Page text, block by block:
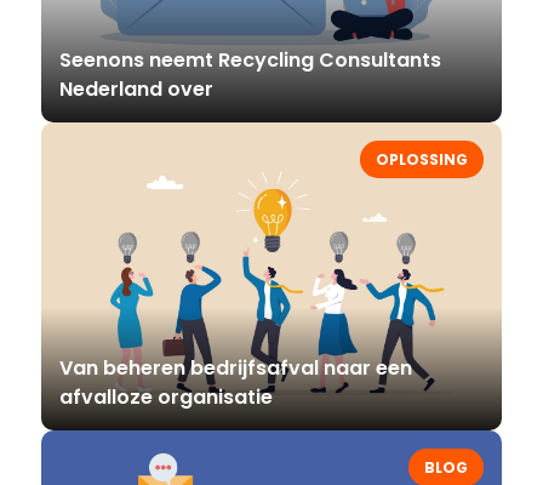
Seenons neemt Recycling Consultants
Nederland over
OPLOSSING
Van beheren bedrijfsafval naar een
afvalloze organisatie
BLOG